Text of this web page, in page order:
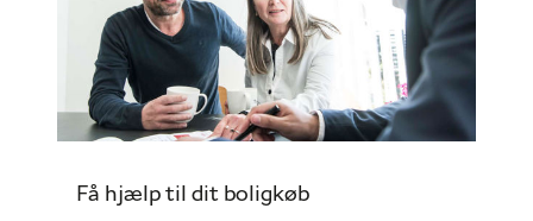
Få hjælp til dit boligkøb